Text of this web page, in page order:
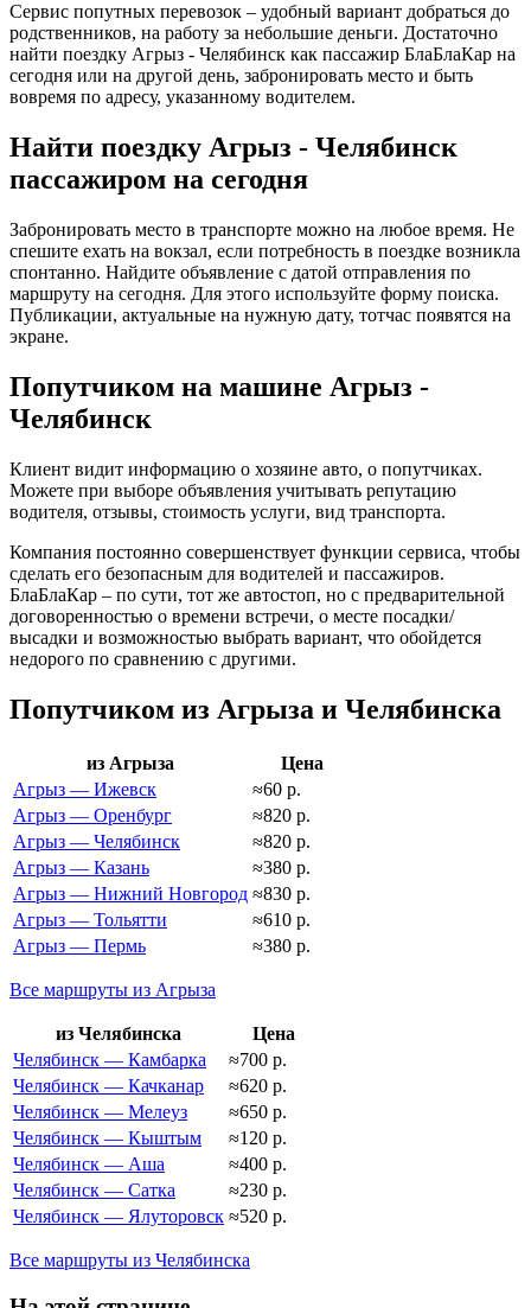
Сервис попутных перевозок – удобный вариант добраться до
родственников, на работу за небольшие деньги. Достаточно
найти поездку Агрыз - Челябинск как пассажир БлаБлаКар на
сегодня или на другой день, забронировать место и быть
вовремя по адресу, указанному водителем.
Найти поездку Агрыз - Челябинск
пассажиром на сегодня
Забронировать место в транспорте можно на любое время. Не
спешите ехать на вокзал, если потребность в поездке возникла
спонтанно. Найдите объявление с датой отправления по
маршруту на сегодня. Для этого используйте форму поиска.
Публикации, актуальные на нужную дату, тотчас появятся на
экране.
Попутчиком на машине Агрыз -
Челябинск
Клиент видит информацию о хозяине авто, о попутчиках.
Можете при выборе объявления учитывать репутацию
водителя, отзывы, стоимость услуги, вид транспорта.
Компания постоянно совершенствует функции сервиса, чтобы
сделать его безопасным для водителей и пассажиров.
БлаБлаКар – по сути, тот же автостоп, но с предварительной
договоренностью о времени встречи, о месте посадки/
высадки и возможностью выбрать вариант, что обойдется
недорого по сравнению с другими.
Попутчиком из Агрыза и Челябинска
из Агрыза
Цена
Агрыз — Ижевск
≈60 р.
Агрыз — Оренбург
≈820 р.
Агрыз — Челябинск
≈820 р.
Агрыз — Казань
≈380 р.
Агрыз — Нижний Новгород ≈830 р.
Агрыз — Тольятти
≈610 р.
Агрыз — Пермь
≈380 р.
Все маршруты из Агрыза
из Челябинска
Цена
Челябинск — Камбарка
≈700 р.
Челябинск — Качканар
≈620 р.
Челябинск — Мелеуз
≈650 р.
Челябинск — Кыштым
≈120 р.
Челябинск — Аша
≈400 р.
Челябинск — Сатка
≈230 р.
Челябинск — Ялуторовск ≈520 р.
Все маршруты из Челябинска